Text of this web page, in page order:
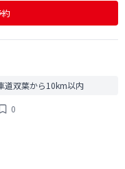
約
道双葉から10km以内
0